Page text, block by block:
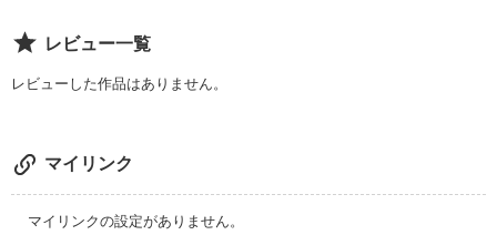
レビュー一覧
レビューした作品はありません。
マイリンク
マイリンクの設定がありません。